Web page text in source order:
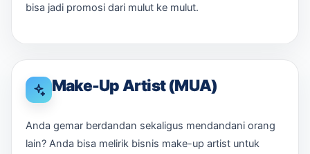
bisa jadi promosi dari mulut ke mulut.
Make-Up Artist (MUA)
Anda gemar berdandan sekaligus mendandani orang
lain? Anda bisa melirik bisnis make-up artist untuk